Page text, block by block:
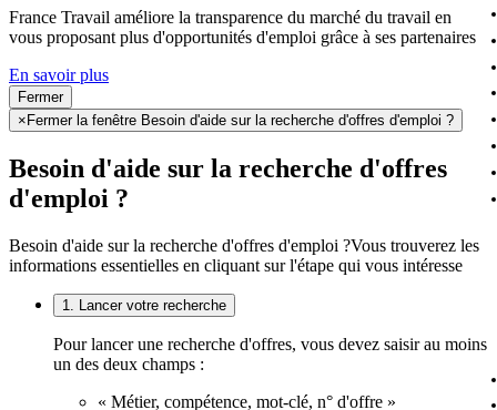
France Travail améliore la transparence du marché du travail en
vous proposant plus d'opportunités d'emploi grâce à ses partenaires
En savoir plus
Fermer
× Fermer la fenêtre Besoin d'aide sur la recherche d'offres d'emploi ?
Besoin d'aide sur la recherche d'offres
d'emploi ?
Besoin d'aide sur la recherche d'offres d'emploi ?Vous trouverez les
informations essentielles en cliquant sur l'étape qui vous intéresse
1. Lancer votre recherche
Pour lancer une recherche d'offres, vous devez saisir au moins
un des deux champs :
« Métier, compétence, mot-clé, n° d'offre »